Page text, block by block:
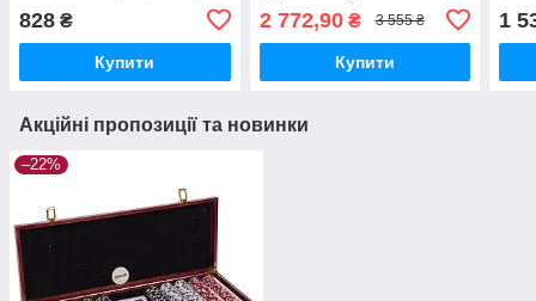
828 ₴
Купити
2 772,90₴ 3 555 ₴
Купити
1
Акційні пропозиції та новинки
–22%